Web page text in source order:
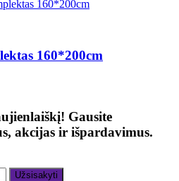
160*200cm
Gausite
akcijas ir išpardavimus.
Užsisakyti